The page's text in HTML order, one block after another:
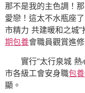
那不是我的主色調！
愛戀！這太不水瓶座
市精力 共建暖和之城
期包養會職員觀賞進
實行“太行泉城
市各級工會安身職包
顯。